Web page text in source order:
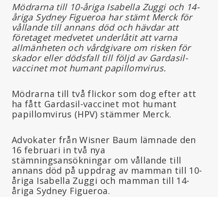
Mödrarna till 10-åriga Isabella Zuggi och 14-
åriga Sydney Figueroa har stämt Merck för
vållande till annans död och hävdar att
företaget medvetet underlåtit att varna
allmänheten och vårdgivare om risken för
skador eller dödsfall till följd av Gardasil-
vaccinet mot humant papillomvirus.
Mödrarna till två flickor som dog efter att
ha fått Gardasil-vaccinet mot humant
papillomvirus (HPV) stämmer Merck.
Advokater från Wisner Baum lämnade den
16 februari in två nya
stämningsansökningar om vållande till
annans död på uppdrag av mamman till 10-
åriga Isabella Zuggi och mamman till 14-
åriga Sydney Figueroa.